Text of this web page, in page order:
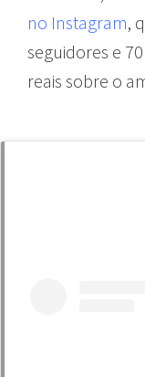
no Instagram,
seguidores e
reais sobre o